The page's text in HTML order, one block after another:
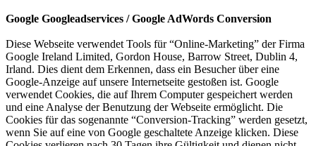
Google Googleadservices / Google AdWords Conversion
Diese Webseite verwendet Tools für “Online-Marketing” der Firma
Google Ireland Limited, Gordon House, Barrow Street, Dublin 4,
Irland. Dies dient dem Erkennen, dass ein Besucher über eine
Google-Anzeige auf unsere Internetseite gestoßen ist. Google
verwendet Cookies, die auf Ihrem Computer gespeichert werden
und eine Analyse der Benutzung der Webseite ermöglicht. Die
Cookies für das sogenannte “Conversion-Tracking” werden gesetzt,
wenn Sie auf eine von Google geschaltete Anzeige klicken. Diese